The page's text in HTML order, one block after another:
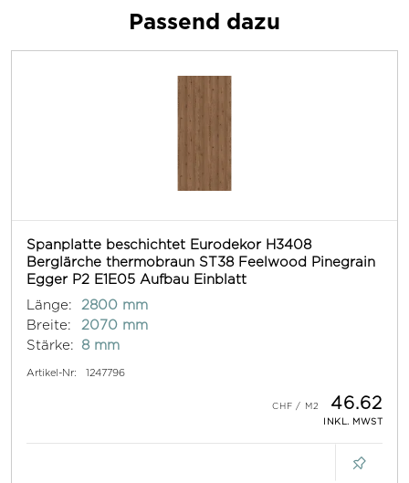
Passend dazu
Spanplatte beschichtet Eurodekor H3408
Berglärche thermobraun ST38 Feelwood Pinegrain
Egger P2 E1E05 Aufbau Einblatt
Länge:
2800 mm
Breite:
2070 mm
Stärke:
8 mm
Artikel-Nr: 1247796
46.62
INKL. MWST